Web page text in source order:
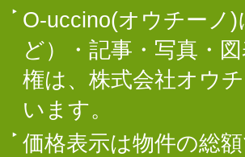
O-uccino(オウチーノ
ど）・記事・写真・
権は、株式会社オウ
います。
価格表示は物件の総